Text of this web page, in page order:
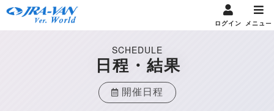
ログイン メニュー
SCHEDULE
日程・結果
開催日程